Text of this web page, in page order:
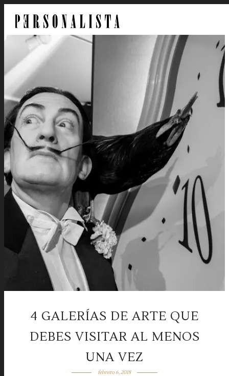
4 GALERÍAS DE ARTE QUE
DEBES VISITAR AL MENOS
UNA VEZ
febrero 6, 2018